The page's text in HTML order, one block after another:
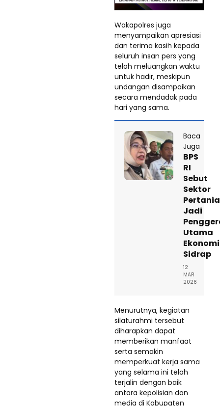
Wakapolres juga
menyampaikan apresiasi
dan terima kasih kepada
seluruh insan pers yang
telah meluangkan waktu
untuk hadir, meskipun
undangan disampaikan
secara mendadak pada
hari yang sama.
Baca
Juga
BPS
RI
Sebut
Sektor
Jadi
Utama
Ekonomi
Sidrap
12
MAR
2026
Menurutnya, kegiatan
silaturahmi tersebut
diharapkan dapat
memberikan manfaat
serta semakin
memperkuat kerja sama
yang selama ini telah
terjalin dengan baik
antara kepolisian dan
media di Kabupaten